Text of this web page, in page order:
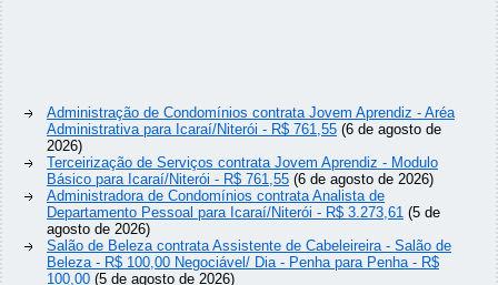
Administração de Condomínios contrata Jovem Aprendiz - Aréa
Administrativa para Icaraí/Niterói - R$ 761,55 (6 de agosto de
2026)
Terceirização de Serviços contrata Jovem Aprendiz - Modulo
Básico para Icaraí/Niterói - R$ 761,55 (6 de agosto de 2026)
Administradora de Condomínios contrata Analista de
Departamento Pessoal para Icaraí/Niterói - R$ 3.273,61 (5 de
agosto de 2026)
Salão de Beleza contrata Assistente de Cabeleireira - Salão de
Beleza - R$ 100,00 Negociável/ Dia - Penha para Penha - R$
100,00 (5 de agosto de 2026)